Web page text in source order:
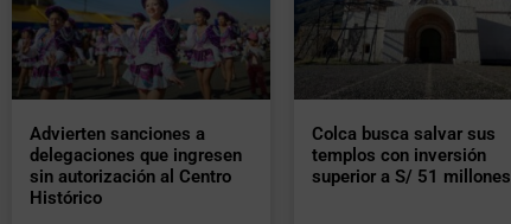
Advierten sanciones a
delegaciones que ingresen
sin autorización al Centro
Histórico
Colca busca salvar sus
templos con inversión
superior a S/ 51 millones